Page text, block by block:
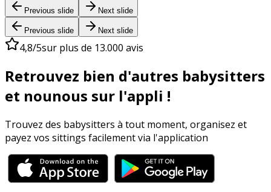
Previous slide Next slide
Previous slide Next slide
4,8/5sur plus de 13.000 avis
Retrouvez bien d'autres babysitters
et nounous sur l'appli !
Trouvez des babysitters à tout moment, organisez et
payez vos sittings facilement via l'application